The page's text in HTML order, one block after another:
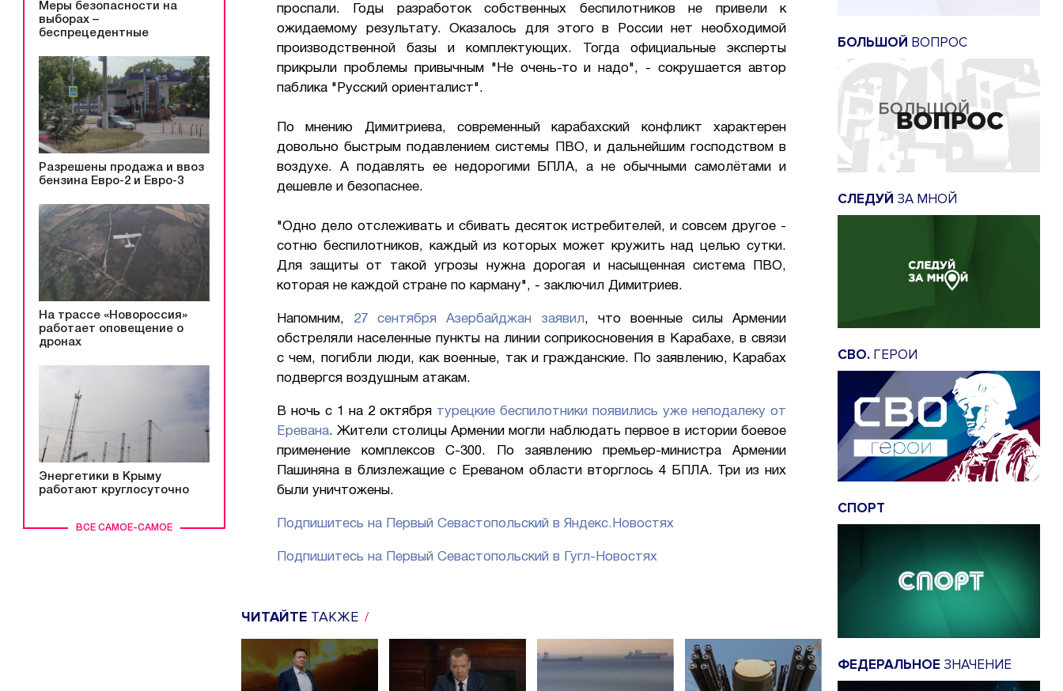
ВСЕ САМОЕ-САМОЕ
Меры безопасности на
выборах –
беспрецедентные
Разрешены продажа и ввоз
бензина Евро-2 и Евро-3
На трассе «Новороссия»
работает оповещение о
дронах
Энергетики в Крыму
работают круглосуточно
проспали. Годы разработок собственных беспилотников не привели к
ожидаемому результату. Оказалось для этого в России нет необходимой
производственной базы и комплектующих. Тогда официальные эксперты
прикрыли проблемы привычным "Не очень-то и надо", - сокрушается автор
паблика "Русский ориенталист".
По мнению Димитриева, современный карабахский конфликт характерен
довольно быстрым подавлением системы ПВО, и дальнейшим господством в
воздухе. А подавлять ее недорогими БПЛА, а не обычными самолётами и
дешевле и безопаснее.
"Одно дело отслеживать и сбивать десяток истребителей, и совсем другое -
сотню беспилотников, каждый из которых может кружить над целью сутки.
Для защиты от такой угрозы нужна дорогая и насыщенная система ПВО,
которая не каждой стране по карману", - заключил Димитриев.
Напомним, 27 сентября Азербайджан заявил, что военные силы Армении
обстреляли населенные пункты на линии соприкосновения в Карабахе, в связи
с чем, погибли люди, как военные, так и гражданские. По заявлению, Карабах
подвергся воздушным атакам.
В ночь с 1 на 2 октября турецкие беспилотники появились уже неподалеку от
Еревана. Жители столицы Армении могли наблюдать первое в истории боевое
применение комплексов С-300. По заявлению премьер-министра Армении
Пашиняна в близлежащие с Ереваном области вторглось 4 БПЛА. Три из них
были уничтожены.
Подпишитесь на Первый Севастопольский в Яндекс.Новостях
Подпишитесь на Первый Севастопольский в Гугл-Новостях
ЧИТАЙТЕ ТАКЖЕ
БОЛЬШОЙ ВОПРОС
СЛЕДУЙ ЗА МНОЙ
СВО. ГЕРОИ
СПОРТ
ФЕДЕРАЛЬНОЕ ЗНАЧЕНИЕ